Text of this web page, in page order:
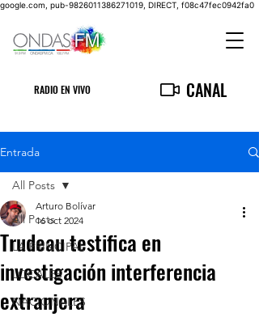
google.com, pub-9826011386271019, DIRECT, f08c47fec0942fa0
RADIO EN VIVO CANAL
Entrada
All Posts
LA PRINCIPAL
LOCALES
NACIONALES
All Posts
Trudeau testifica en
investigación interferencia
extranjera
Arturo Bolívar
16 oct 2024